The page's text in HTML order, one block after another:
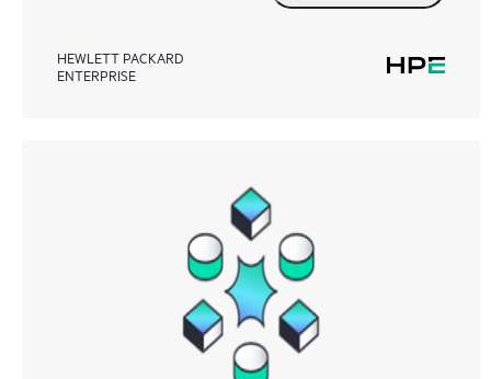
HEWLETT PACKARD
ENTERPRISE